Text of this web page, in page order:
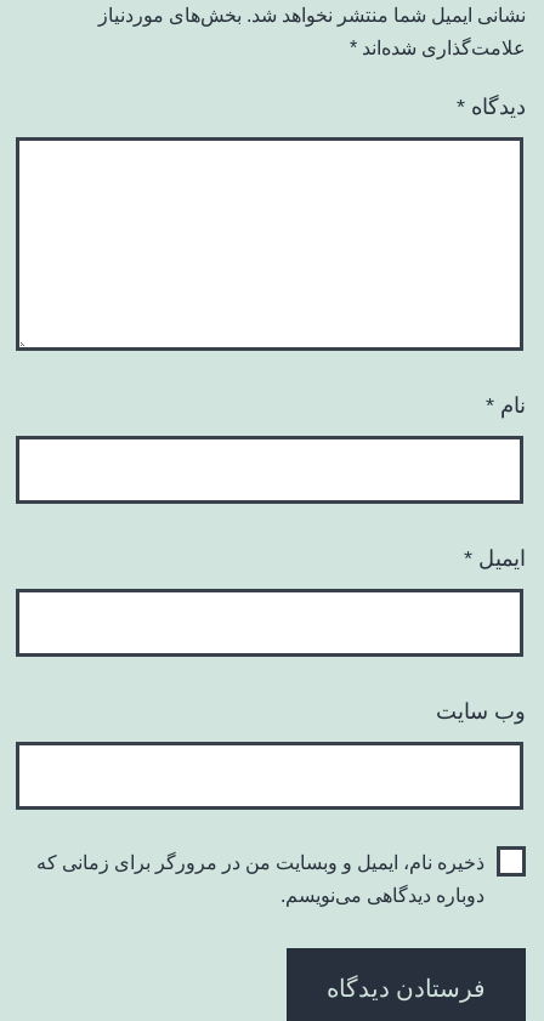
نشانی ایمیل شما منتشر نخواهد شد. بخش‌های موردنیاز
علامت‌گذاری شده‌اند *
دیدگاه *
نام *
ایمیل *
وب‌ سایت
ذخیره نام، ایمیل و وبسایت من در مرورگر برای زمانی که
دوباره دیدگاهی می‌نویسم.